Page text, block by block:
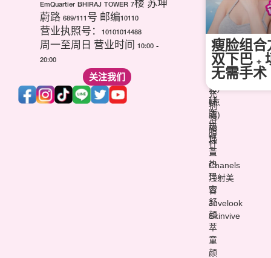
EmQuartier BHIRAJ TOWER 7楼 苏坤
蔚路 689/111号 邮编10110
营业执照号：10101014488
周一至周日 营业时间 10:00 -
20:00
关注我们
毒
杆
菌
(玻
尿
酸)
填
充
剂
溶
脂
针
海
芙
音
波
(超
声
刀)
韩
版
热
玛
吉
热
玛
吉
舒
颜
萃
童
颜
祛
痘
疤
针
维
他
命
(点
滴)
丽
珠
兰
Chanels
注射美
容
Juvelook
Skinvive
瘦脸组合
双下巴 +
无需手术